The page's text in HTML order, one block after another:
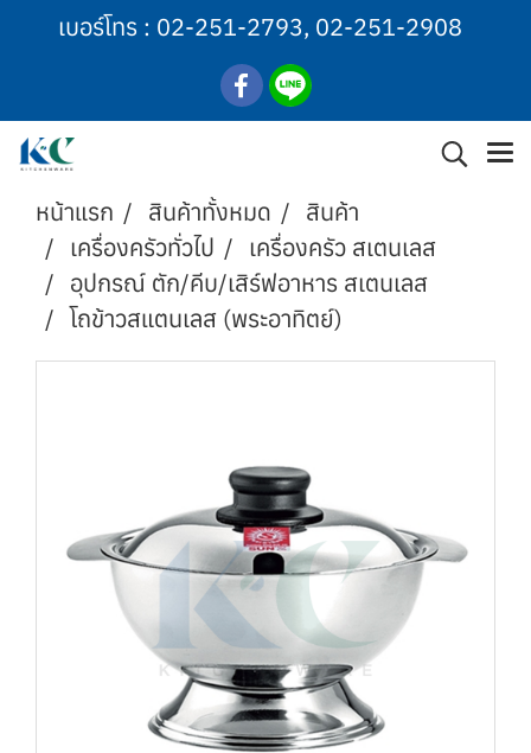
เบอร์โทร : 02-251-2793, 02-251-2908
หน้าแรก สินค้าทั้งหมด
สินค้า
เครื่องครัวทั่วไป
เครื่องครัว สเตนเลส
อุปกรณ์ ตัก/คีบ/เสิร์ฟอาหาร สเตนเลส
โถข้าวสแตนเลส (พระอาทิตย์)